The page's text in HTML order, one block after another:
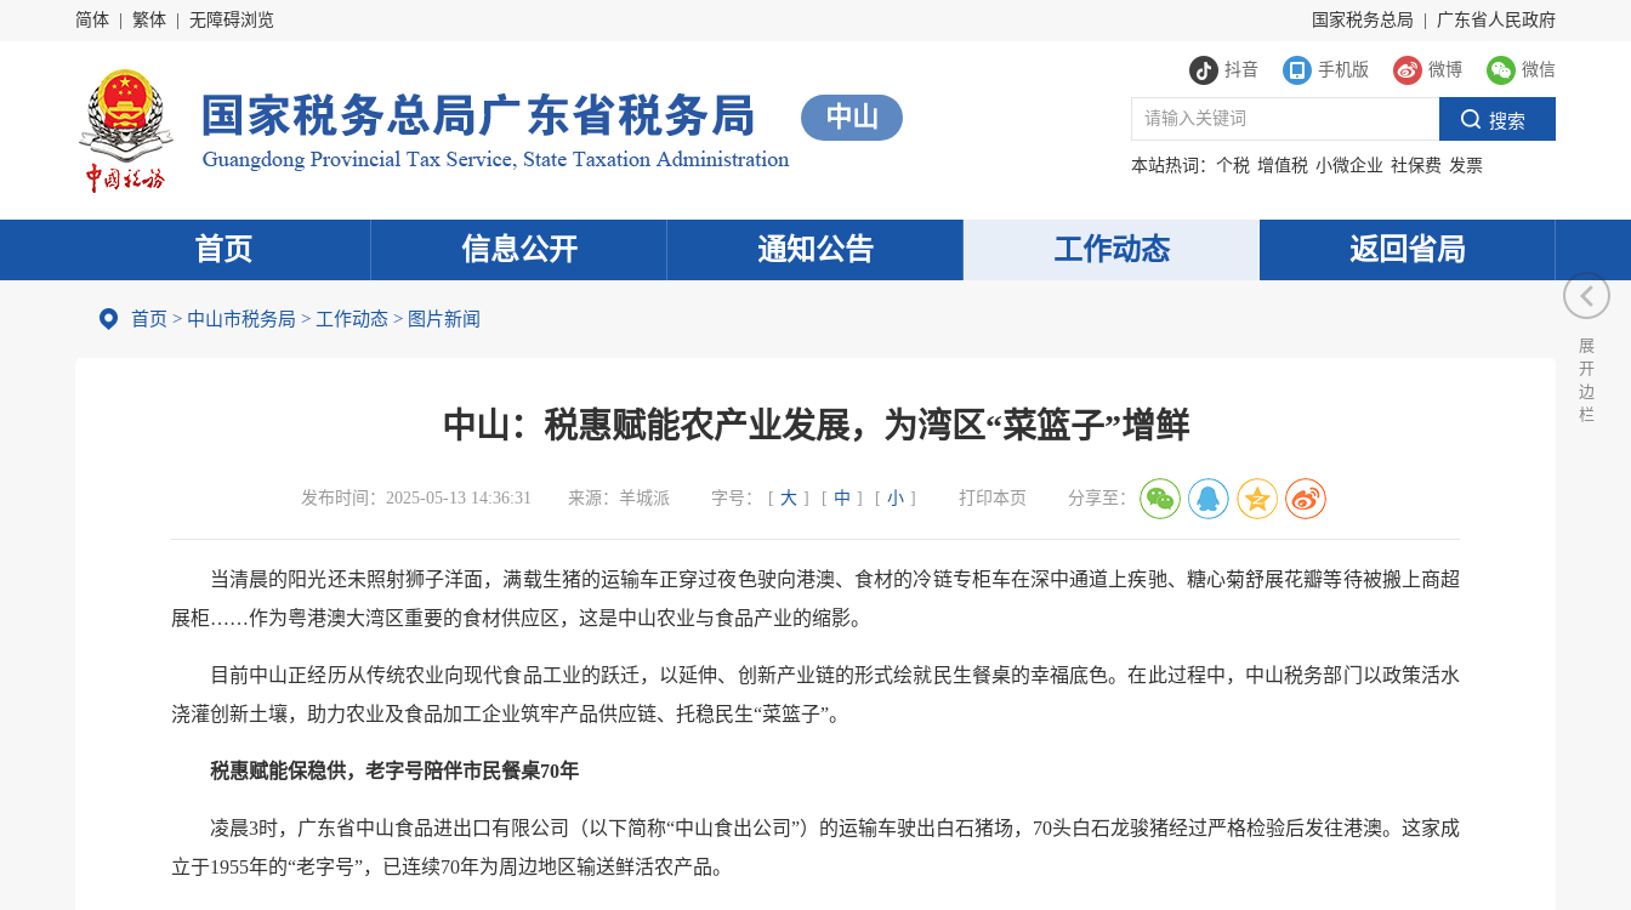
简体 繁体 无障碍浏览 国家税务总局 广东省人民政府
抖音 手机版 微博 微信
中山
本站热词： 个税 增值税 小微企业 社保费 发票
首页 信息公开 通知公告 工作动态 返回省局
首页 > 中山市税务局 > 工作动态 > 图片新闻
中山：税惠赋能农产业发展，为湾区“菜篮子”增鲜
发布时间： 2025-05-13 14:36:31 来源： 羊城派 字号： [ 大 ] [ 中 ] [ 小 ] 打印本页 分享至：
当清晨的阳光还未照射狮子洋面，满载生猪的运输车正穿过夜色驶向港澳、食材的冷链专柜车在深中通道上疾驰、糖心菊舒展花瓣等待被搬上商超
展柜……作为粤港澳大湾区重要的食材供应区，这是中山农业与食品产业的缩影。
目前中山正经历从传统农业向现代食品工业的跃迁，以延伸、创新产业链的形式绘就民生餐桌的幸福底色。在此过程中，中山税务部门以政策活水
浇灌创新土壤，助力农业及食品加工企业筑牢产品供应链、托稳民生“菜篮子”。
税惠赋能保稳供，老字号陪伴市民餐桌70年
凌晨3时，广东省中山食品进出口有限公司（以下简称“中山食出公司”）的运输车驶出白石猪场，70头白石龙骏猪经过严格检验后发往港澳。这家成
立于1955年的“老字号”，已连续70年为周边地区输送鲜活农产品。
展
开
边
栏